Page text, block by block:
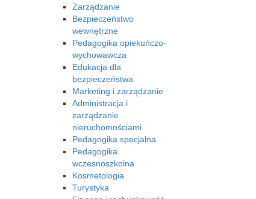
Zarządzanie
Bezpieczeństwo
wewnętrzne
Pedagogika opiekuńczo-
wychowawcza
Edukacja dla
bezpieczeństwa
Marketing i zarządzanie
Administracja i
zarządzanie
nieruchomościami
Pedagogika specjalna
Pedagogika
wczesnoszkolna
Kosmetologia
Turystyka